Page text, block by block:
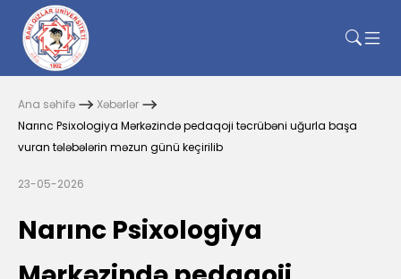
Ana səhifə
Xəbərlər
Narınc Psixologiya Mərkəzində pedaqoji təcrübəni uğurla başa
vuran tələbələrin məzun günü keçirilib
23-05-2026
Narınc Psixologiya